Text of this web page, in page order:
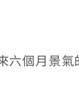
個月景